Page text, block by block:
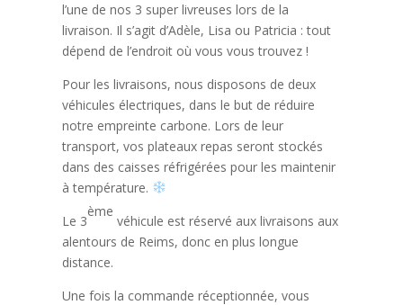
l’une de nos 3 super livreuses lors de la
livraison. Il s’agit d’Adèle, Lisa ou Patricia : tout
dépend de l’endroit où vous vous trouvez !
Pour les livraisons, nous disposons de deux
véhicules électriques, dans le but de réduire
notre empreinte carbone. Lors de leur
transport, vos plateaux repas seront stockés
dans des caisses réfrigérées pour les maintenir
à température.
Le 3
ème
véhicule est réservé aux livraisons aux
alentours de Reims, donc en plus longue
distance.
Une fois la commande réceptionnée, vous